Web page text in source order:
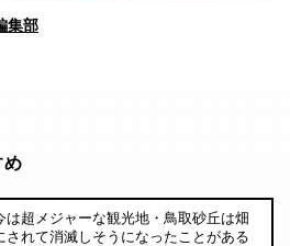
集部
は超メジャーな観光地・鳥取砂丘は畑
されて消滅しそうになったことがある